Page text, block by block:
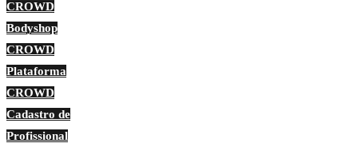
CROWD
Bodyshop
CROWD
Plataforma
CROWD
Cadastro de
Profissional